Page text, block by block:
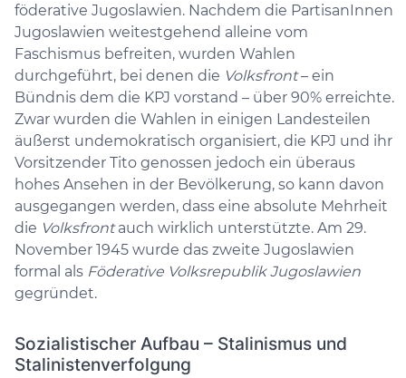
föderative Jugoslawien. Nachdem die PartisanInnen
Jugoslawien weitestgehend alleine vom
Faschismus befreiten, wurden Wahlen
durchgeführt, bei denen die Volksfront– ein
Bündnis dem die KPJ vorstand – über 90% erreichte.
Zwar wurden die Wahlen in einigen Landesteilen
äußerst undemokratisch organisiert, die KPJ und ihr
Vorsitzender Tito genossen jedoch ein überaus
hohes Ansehen in der Bevölkerung, so kann davon
ausgegangen werden, dass eine absolute Mehrheit
die Volksfrontauch wirklich unterstützte. Am 29.
November 1945 wurde das zweite Jugoslawien
formal als Föderative Volksrepublik Jugoslawien
gegründet.
Sozialistischer Aufbau – Stalinismus und
Stalinistenverfolgung